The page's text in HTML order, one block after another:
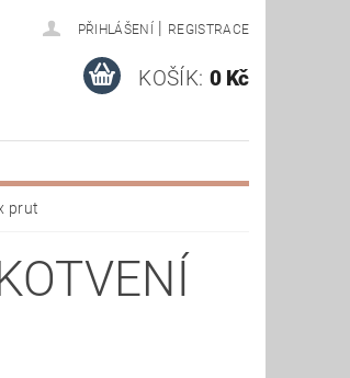
PŘIHLÁŠENÍ | REGISTRACE
KOŠÍK: 0 Kč
prut